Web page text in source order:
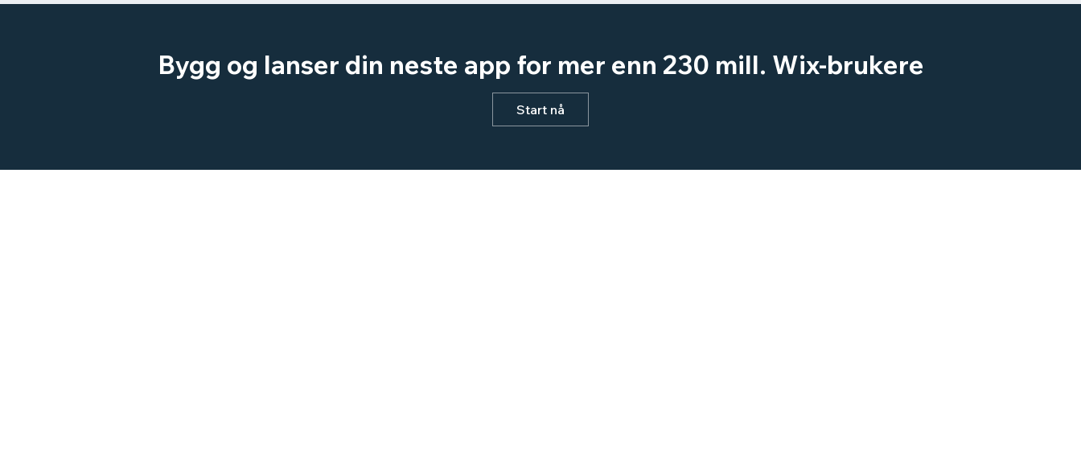
Bygg og lanser din neste app for mer enn 230 mill. Wix-brukere
Start nå